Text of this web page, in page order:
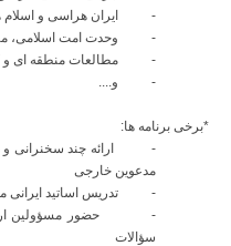
- ایران هراسی و اسلام
- وحدت امت اسلامی،
- مطالعات منطقه ای و
- و....
*برخی برنامه ها:
- ارائه چند سخنرانی و
مدعوین خارجی
- تدریس اساتید ایرانی
- حضور مسؤولین
سؤالات